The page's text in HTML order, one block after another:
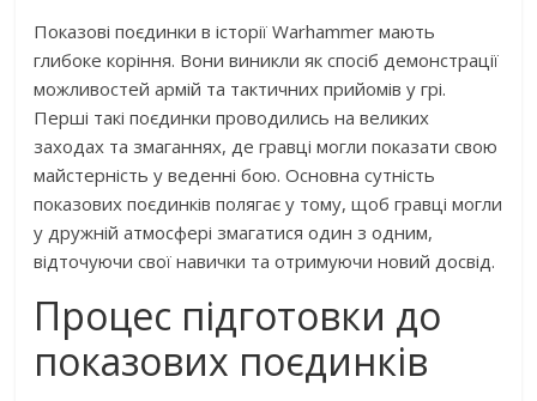
Показові поєдинки в історії Warhammer мають
глибоке коріння. Вони виникли як спосіб демонстрації
можливостей армій та тактичних прийомів у грі.
Перші такі поєдинки проводились на великих
заходах та змаганнях, де гравці могли показати свою
майстерність у веденні бою. Основна сутність
показових поєдинків полягає у тому, щоб гравці могли
у дружній атмосфері змагатися один з одним,
відточуючи свої навички та отримуючи новий досвід.
Процес підготовки до
показових поєдинків